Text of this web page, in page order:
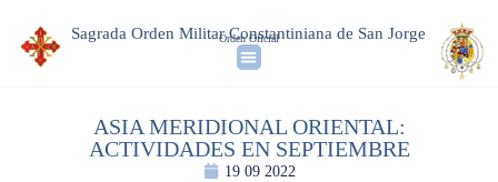
Sagrada Orden Militar Constantiniana de San Jorge
Orden Oficial
ASIA MERIDIONAL ORIENTAL:
ACTIVIDADES EN SEPTIEMBRE
19 09 2022